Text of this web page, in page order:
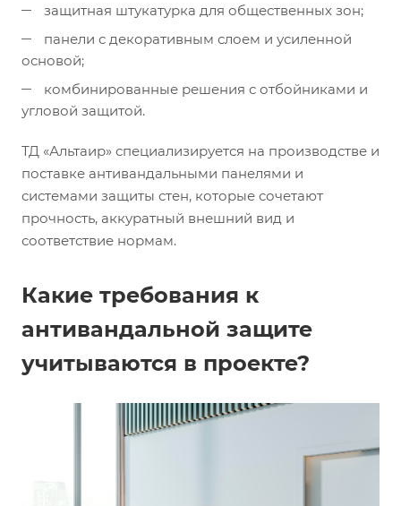
защитная штукатурка для общественных зон;
панели с декоративным слоем и усиленной
основой;
комбинированные решения с отбойниками и
угловой защитой.
ТД «Альтаир» специализируется на производстве и
поставке антивандальными панелями и
системами защиты стен, которые сочетают
прочность, аккуратный внешний вид и
соответствие нормам.
Какие требования к
антивандальной защите
учитываются в проекте?